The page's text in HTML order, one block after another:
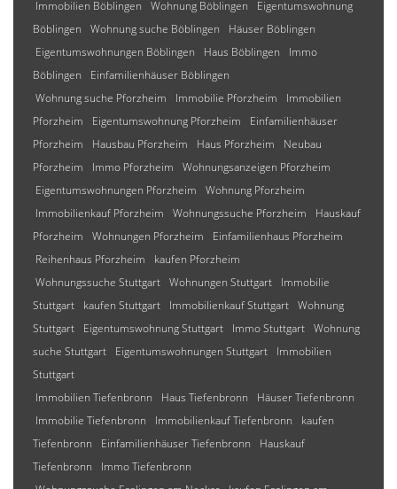
Immobilien Böblingen
Wohnung Böblingen
Eigentumswohnung
Böblingen
Wohnung suche Böblingen
Häuser Böblingen
Eigentumswohnungen Böblingen
Haus Böblingen
Immo
Böblingen
Einfamilienhäuser Böblingen
Wohnung suche Pforzheim
Immobilie Pforzheim
Immobilien
Pforzheim
Eigentumswohnung Pforzheim
Einfamilienhäuser
Pforzheim
Hausbau Pforzheim Haus Pforzheim
Neubau
Pforzheim
Immo Pforzheim
Wohnungsanzeigen Pforzheim
Eigentumswohnungen Pforzheim
Wohnung Pforzheim
Immobilienkauf Pforzheim
Wohnungssuche Pforzheim
Hauskauf
Pforzheim
Wohnungen Pforzheim
Einfamilienhaus Pforzheim
Reihenhaus Pforzheim
kaufen Pforzheim
Wohnungssuche Stuttgart Wohnungen Stuttgart
Immobilie
Stuttgart
kaufen Stuttgart Immobilienkauf Stuttgart Wohnung
Stuttgart
Eigentumswohnung Stuttgart Immo Stuttgart Wohnung
suche Stuttgart
Eigentumswohnungen Stuttgart
Immobilien
Stuttgart
Immobilien Tiefenbronn
Haus Tiefenbronn
Häuser Tiefenbronn
Immobilie Tiefenbronn
Immobilienkauf Tiefenbronn
kaufen
Tiefenbronn
Einfamilienhäuser Tiefenbronn
Hauskauf
Tiefenbronn
Immo Tiefenbronn